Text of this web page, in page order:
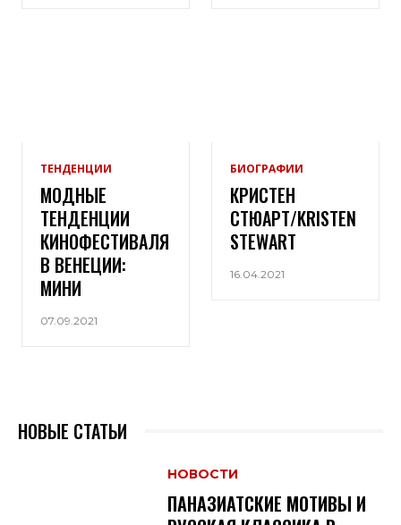
ТЕНДЕНЦИИ
МОДНЫЕ
ТЕНДЕНЦИИ
КИНОФЕСТИВАЛЯ
В ВЕНЕЦИИ:
МИНИ
07.09.2021
БИОГРАФИИ
КРИСТЕН
СТЮАРТ/KRISTEN
STEWART
16.04.2021
НОВЫЕ СТАТЬИ
НОВОСТИ
ПАНАЗИАТСКИЕ МОТИВЫ И